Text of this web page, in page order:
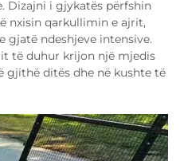
Dizajni i gjykatës përfshin
nxisin qarkullimin e ajrit,
gjatë ndeshjeve intensive.
të duhur krijon një mjedis
gjithë ditës dhe në kushte të